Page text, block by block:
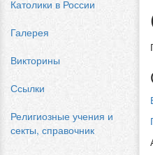
Католики в России
Галерея
Викторины
Ссылки
Религиозные учения и
секты, справочник